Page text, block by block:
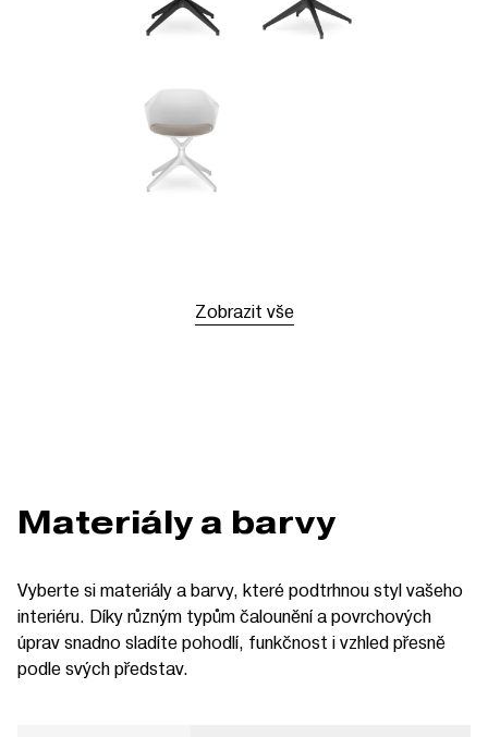
Zobrazit vše
Materiály a barvy
Vyberte si materiály a barvy, které podtrhnou styl vašeho
interiéru. Díky různým typům čalounění a povrchových
úprav snadno sladíte pohodlí, funkčnost i vzhled přesně
podle svých představ.